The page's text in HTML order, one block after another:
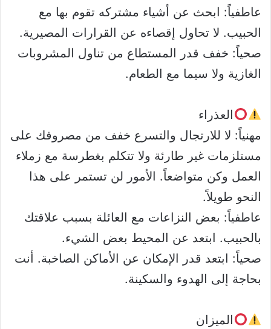
عاطفياً: ابحث عن أشياء مشتركه تقوم بها مع
الحبيب. لا تحاول إقصاءه عن القرارات المصيرية.
صحياً: خفف قدر المستطاع من تناول المشروبات
الغازية ولا سيما مع الطعام.
العذراء
مهنياً: لا للارتجال والتسرع خفف من مصروفك على
مستلزمات غير طارئة ولا تتكلم بغطرسة مع زملاء
العمل وكن متواضعاً. الأمور لن تستمر على هذا
النحو طويلاً.
عاطفياً: بعض النزاعات مع العائلة بسبب علاقتك
بالحبيب. ابتعد عن المحيط بعض الشيء.
صحياً: ابتعد قدر الإمكان عن الأماكن الصاخبة. أنت
بحاجة إلى الهدوء والسكينة.
الميزان